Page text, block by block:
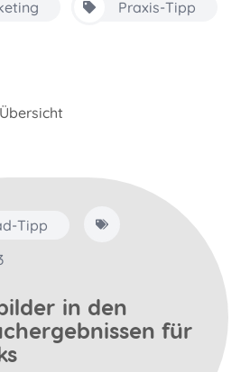
Praxis-Tipp
Tipp
in den
für